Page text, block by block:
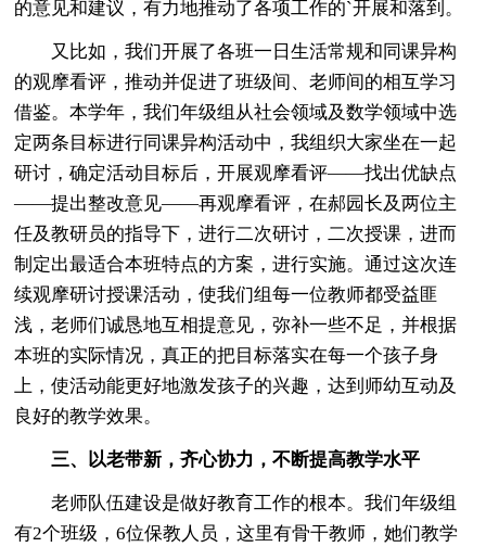
的意见和建议，有力地推动了各项工作的`开展和落到。
又比如，我们开展了各班一日生活常规和同课异构
的观摩看评，推动并促进了班级间、老师间的相互学习
借鉴。本学年，我们年级组从社会领域及数学领域中选
定两条目标进行同课异构活动中，我组织大家坐在一起
研讨，确定活动目标后，开展观摩看评——找出优缺点
——提出整改意见——再观摩看评，在郝园长及两位主
任及教研员的指导下，进行二次研讨，二次授课，进而
制定出最适合本班特点的方案，进行实施。通过这次连
续观摩研讨授课活动，使我们组每一位教师都受益匪
浅，老师们诚恳地互相提意见，弥补一些不足，并根据
本班的实际情况，真正的把目标落实在每一个孩子身
上，使活动能更好地激发孩子的兴趣，达到师幼互动及
良好的教学效果。
三、以老带新，齐心协力，不断提高教学水平
老师队伍建设是做好教育工作的根本。我们年级组
有2个班级，6位保教人员，这里有骨干教师，她们教学